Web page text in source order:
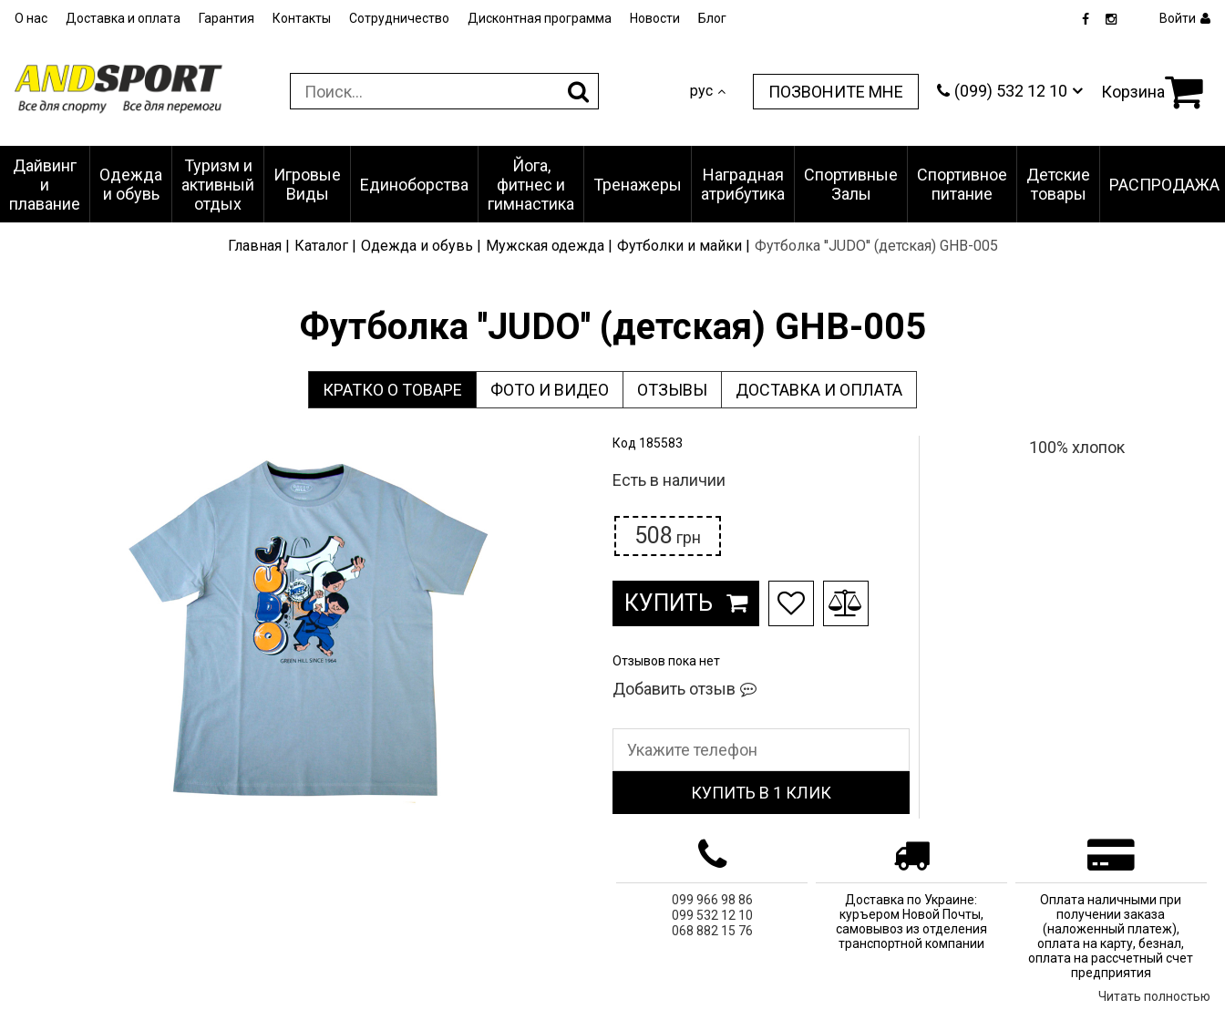
О нас Доставка и оплата Гарантия Контакты Сотрудничество Дисконтная программа Новости Блог Войти
рус ПОЗВОНИТЕ МНЕ (099) 532 12 10 Корзина
Дайвинг
и
плавание
Одежда
и обувь
Туризм и
активный
отдых
Игровые
Виды
Единоборства
Йога,
фитнес и
гимнастика
Тренажеры
Наградная
атрибутика
Спортивные
Залы
Спортивное
питание
Детские
товары
РАСПРОДАЖА
Главная | Каталог | Одежда и обувь | Мужская одежда | Футболки и майки | Футболка ''JUDO'' (детская) GHB-005
Футболка ''JUDO'' (детская) GHB-005
КРАТКО О ТОВАРЕ ФОТО И ВИДЕО ОТЗЫВЫ ДОСТАВКА И ОПЛАТА
Код 185583
Есть в наличии
508 грн
КУПИТЬ
Отзывов пока нет
Добавить отзыв
100% хлопок
099 966 98 86
099 532 12 10
068 882 15 76
Доставка по Украине:
куръером Новой Почты,
самовывоз из отделения
транспортной компании
Оплата наличными при
получении заказа
(наложенный платеж),
оплата на карту, безнал,
оплата на рассчетный счет
предприятия
Читать полностью